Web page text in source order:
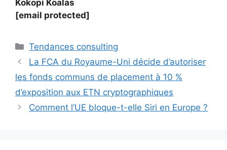
Kokopi Koalas
[email protected]
Catégories
Tendances consulting
La FCA du Royaume-Uni décide d’autoriser
les fonds communs de placement à 10 %
d’exposition aux ETN cryptographiques
Comment l’UE bloque-t-elle Siri en Europe ?